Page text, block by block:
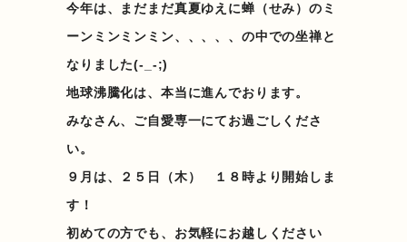
今年は、まだまだ真夏ゆえに蝉（せみ）のミ
ーンミンミンミン、、、、、の中での坐禅と
なりました(-_-;)
地球沸騰化は、本当に進んでおります。
みなさん、ご自愛専一にてお過ごしくださ
い。
９月は、２５日（木） １８時より開始しま
す！
初めての方でも、お気軽にお越しください